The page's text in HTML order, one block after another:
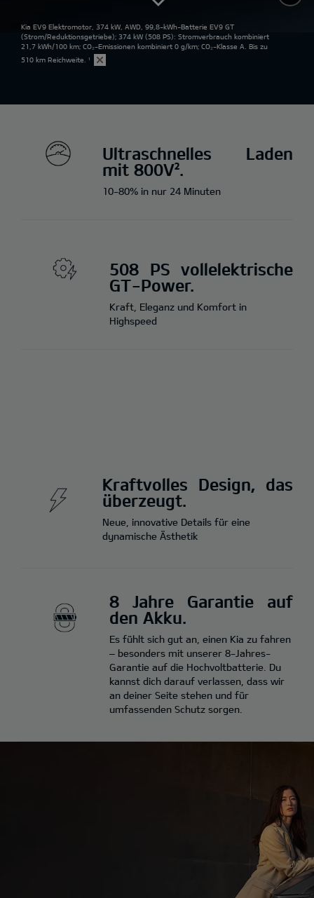
Kia EV9 Elektromotor, 374 kW, AWD, 99,8-kWh-Batterie EV9 GT
(Strom/Reduktionsgetriebe); 374 kW (508 PS): Stromverbrauch kombiniert
21,7 kWh/100 km; CO₂-Emissionen kombiniert 0 g/km; CO₂-Klasse A. Bis zu
510 km Reichweite. ¹
Ultraschnelles Laden
mit 800V².
10-80% in nur 24 Minuten
508 PS vollelektrische
GT-Power.
Kraft, Eleganz und Komfort in
Highspeed
Kraftvolles Design, das
überzeugt.
Neue, innovative Details für eine
dynamische Ästhetik
8 Jahre Garantie auf
den Akku.
Es fühlt sich gut an, einen Kia zu fahren
– besonders mit unserer 8-Jahres-
Garantie auf die Hochvoltbatterie. Du
kannst dich darauf verlassen, dass wir
an deiner Seite stehen und für
umfassenden Schutz sorgen.